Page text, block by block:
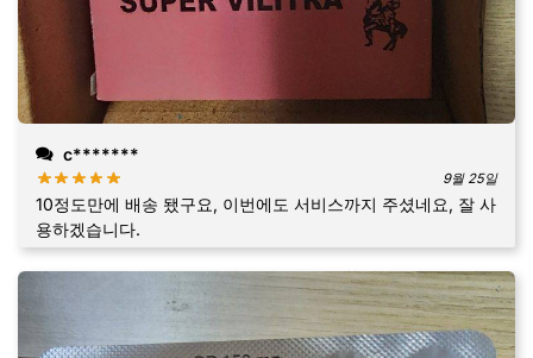
c*******
9월 25일
10정도만에 배송 됐구요, 이번에도 서비스까지 주셨네요, 잘 사
용하겠습니다.